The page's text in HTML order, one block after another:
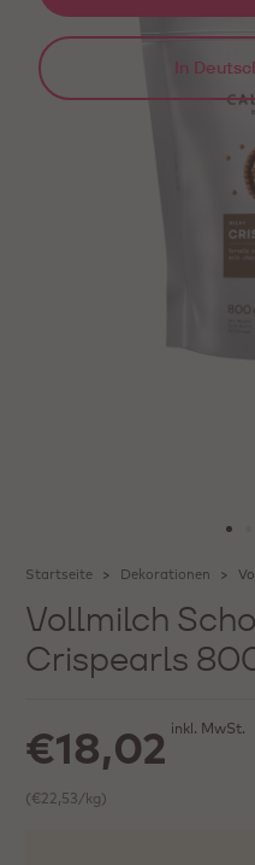
Startseite Dekorationen
Vollmilch
Crispearls
€18,02 inkl. MwSt.
(€22,53/kg)
In